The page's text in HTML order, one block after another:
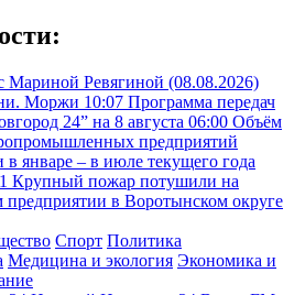
Мариной Ревягиной (08.08.2026)
Моржи 10:07 Программа передач
24” на 8 августа 06:00 Объём
предприятий
январе – в июле текущего года
Крупный пожар потушили на
в Воротынском округе
Спорт Политика
Медицина и экология Экономика и